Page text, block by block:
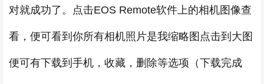
对就成功了。点击EOS Remote软件上的相机图像查
看，便可看到你所有相机照片是我缩略图点击到大图
便可有下载到手机，收藏，删除等选项（下载完成